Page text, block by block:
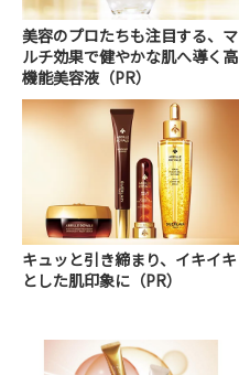
美容のプロたちも注目する、マ
ルチ効果で健やかな肌へ導く高
機能美容液（PR）
キュッと引き締まり、イキイキ
とした肌印象に（PR）